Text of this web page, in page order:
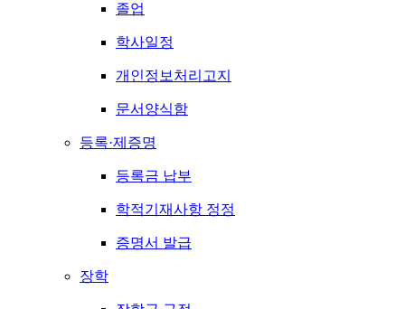
졸업
학사일정
개인정보처리고지
문서양식함
등록·제증명
등록금 납부
학적기재사항 정정
증명서 발급
장학